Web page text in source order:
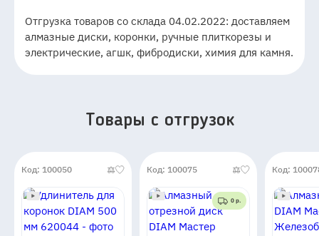
Отгрузка товаров со склада 04.02.2022: доставляем
алмазные диски, коронки, ручные плиткорезы и
электрические, агшк, фибродиски, химия для камня.
Товары c отгрузок
Код: 100050 Код: 100075
0 р.
Код: